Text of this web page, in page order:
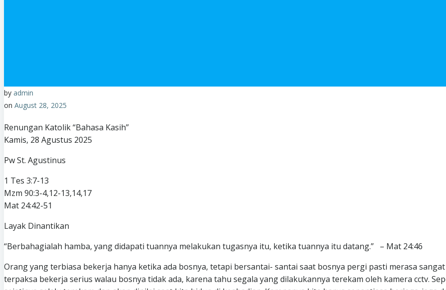
by admin
on August 28, 2025
Renungan Katolik “Bahasa Kasih”
Kamis, 28 Agustus 2025
Pw St. Agustinus
1 Tes 3:7-13
Mzm 90:3-4,12-13,14,17
Mat 24:42-51
Layak Dinantikan
“Berbahagialah hamba, yang didapati tuannya melakukan tugasnya itu, ketika tuannya itu datang.” – Mat 24:46
Orang yang terbiasa bekerja hanya ketika ada bosnya, tetapi bersantai- santai saat bosnya pergi pasti merasa
terpaksa bekerja serius walau bosnya tidak ada, karena tahu segala yang dilakukannya terekam oleh kamera cctv.